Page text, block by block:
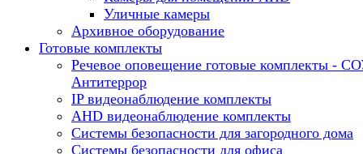
Уличные камеры
Архивное оборудование
Готовые комплекты
Речевое оповещение готовые комплекты -
Антитеррор
IP видеонаблюдение комплекты
AHD видеонаблюдение комплекты
Системы безопасности для загородного дома
Системы безопасности для офиса